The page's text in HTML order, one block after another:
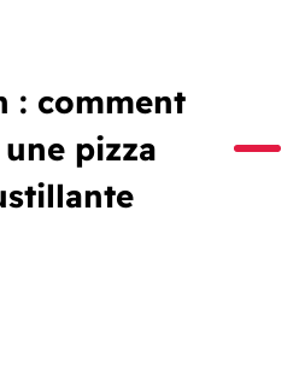
: comment
pizza